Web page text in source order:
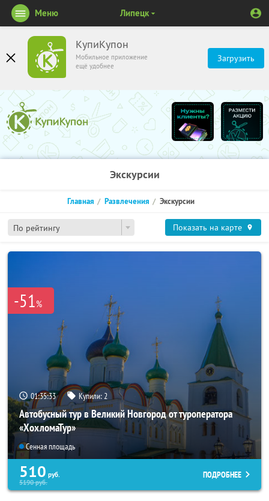
КупиКупон
Мобильное приложение
ещё удобнее
Загрузить
Меню Липецк
Экскурсии
По рейтингу
Главная Развлечения Экскурсии
Показать на карте
-51%
01:35:31 Купили: 2
Автобусный тур в Великий Новгород от туроператора
«ХохломаТур»
Сенная площадь
510 руб.
5190руб.
ПОДРОБНЕЕ